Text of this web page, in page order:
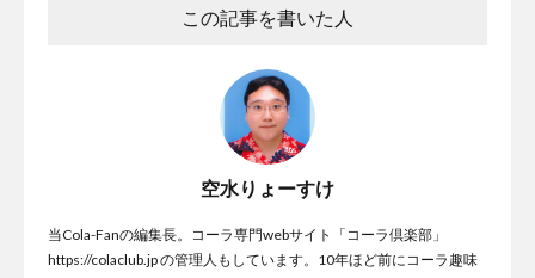
この記事を書いた人
空水りょーすけ
当Cola-Fanの編集長。コーラ専門webサイト「コーラ倶楽部」
https://colaclub.jp の管理人もしています。10年ほど前にコーラ趣味